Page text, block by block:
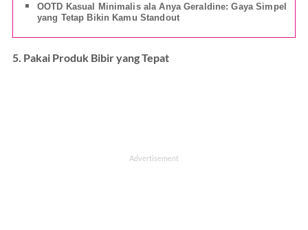
OOTD Kasual Minimalis ala Anya Geraldine: Gaya Simpel
yang Tetap Bikin Kamu Standout
5. Pakai Produk Bibir yang Tepat